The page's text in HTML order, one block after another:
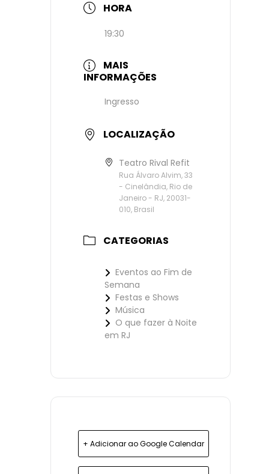
HORA
19:30
MAIS
INFORMAÇÕES
Ingresso
LOCALIZAÇÃO
Teatro Rival Refit
Rua Álvaro Alvim, 33
- Cinelândia, Rio de
Janeiro - RJ, 20031-
010, Brasil
CATEGORIAS
Eventos ao Fim de
Semana
Festas e Shows
Música
O que fazer à Noite
em RJ
+ Adicionar ao Google Calendar